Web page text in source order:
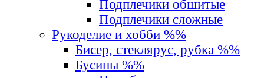
Подплечики обшитые
Подплечики сложные
Рукоделие и хобби %%
Бисер, стеклярус, рубка %%
Бусины %%